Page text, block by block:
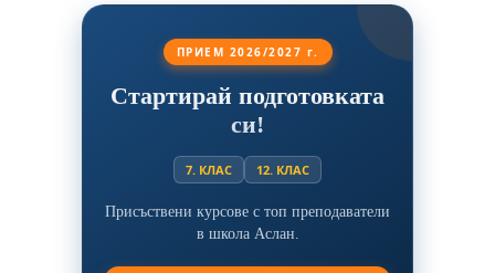
ПРИЕМ 2026/2027 г.
Стартирай подготовката
си!
7. КЛАС 12. КЛАС
Присъствени курсове с топ преподаватели
в школа Аслан.